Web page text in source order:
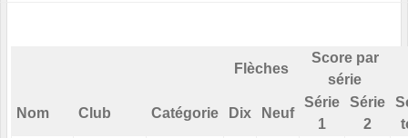
Flèches
Score par
série
Nom Club Catégorie Dix Neuf
Série
1
Série
2